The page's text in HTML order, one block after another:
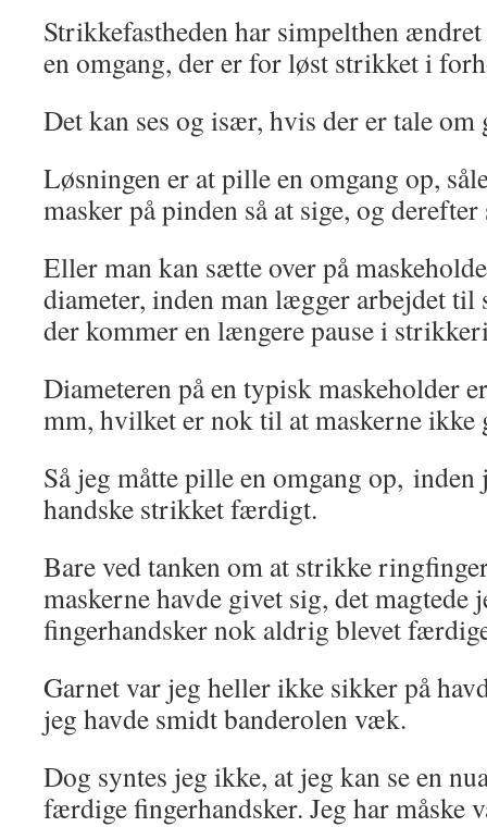
Strikkefastheden har simpelthen
en omgang, der er for løst strikket i
Det kan ses og især, hvis der er tale
Løsningen er at pille en omgang op,
masker på pinden så at sige, og
Eller man kan sætte over på
diameter, inden man lægger arbejdet til
der kommer en længere pause i
Diameteren på en typisk maskeholder
mm, hvilket er nok til at maskerne ikke
Så jeg måtte pille en omgang op, inden
handske strikket færdigt.
Bare ved tanken om at strikke
maskerne havde givet sig, det magtede
fingerhandsker nok aldrig blevet
Garnet var jeg heller ikke sikker på
jeg havde smidt banderolen væk.
Dog syntes jeg ikke, at jeg kan se en
færdige fingerhandsker. Jeg har måske